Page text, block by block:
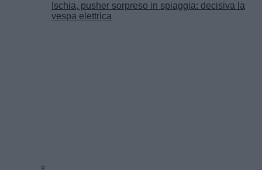
Ischia, pusher sorpreso in spiaggia: decisiva la
vespa elettrica